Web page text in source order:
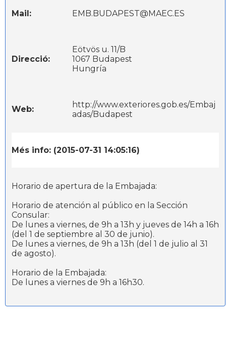
Mail: EMB.BUDAPEST@MAEC.ES
Direcció:
Eötvös u. 11/B
1067 Budapest
Hungría
Web:
http://www.exteriores.gob.es/Embaj
adas/Budapest
Més info: (2015-07-31 14:05:16)
Horario de apertura de la Embajada:
Horario de atención al público en la Sección
Consular:
De lunes a viernes, de 9h a 13h y jueves de 14h a 16h
(del 1 de septiembre al 30 de junio).
De lunes a viernes, de 9h a 13h (del 1 de julio al 31
de agosto).
Horario de la Embajada:
De lunes a viernes de 9h a 16h30.